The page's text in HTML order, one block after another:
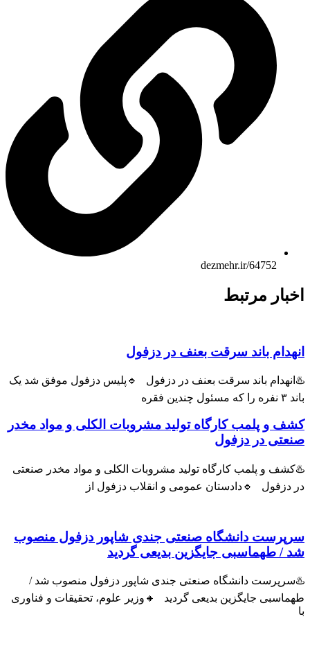
dezmehr.ir/64752
مرتبط
باند سرقت بعنف در دزفول
باند سرقت بعنف در دزفول 🔹پلیس دزفول موفق شد یک
و پلمب کارگاه تولید مشروبات الکلی و مواد مخدر
در دزفول
و پلمب کارگاه تولید مشروبات الکلی و مواد مخدر صنعتی
🔹دادستان عمومی و انقلاب دزفول از
دانشگاه صنعتی جندی شاپور دزفول منصوب
طهماسبی جایگزین بدیعی گردید
دانشگاه صنعتی جندی شاپور دزفول منصوب شد /
جایگزین بدیعی گردید 🔸وزیر علوم، تحقیقات و فناوری